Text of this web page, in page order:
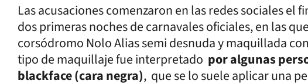
Las acusaciones comenzaron en las redes sociales el
dos primeras noches de carnavales oficiales, en las
corsódromo Nolo Alias semi desnuda y maquillada
tipo de maquillaje fue interpretado por algunas
blackface (cara negra), que se lo suele aplicar una